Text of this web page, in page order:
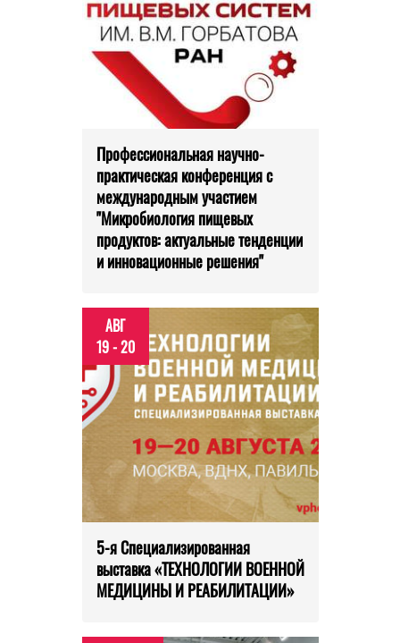
Профессиональная научно-
практическая конференция с
международным участием
"Микробиология пищевых
продуктов: актуальные тенденции
и инновационные решения"
АВГ
19 - 20
5-я Специализированная
выставка «ТЕХНОЛОГИИ ВОЕННОЙ
МЕДИЦИНЫ И РЕАБИЛИТАЦИИ»